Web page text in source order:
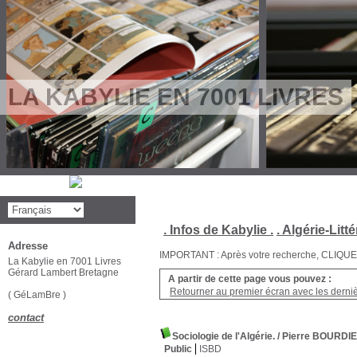
LA KABYLIE EN 7001 LIVRES
. Infos de Kabylie . . Algérie-
IMPORTANT : Après votre recherche,
A partir de cette page vous pouvez :
Retourner au premier écran avec les
Sociologie de l'Algérie. / Pierre
Public
ISBD
Adresse
La Kabylie en 7001 Livres
Gérard Lambert Bretagne
( GéLamBre )
contact